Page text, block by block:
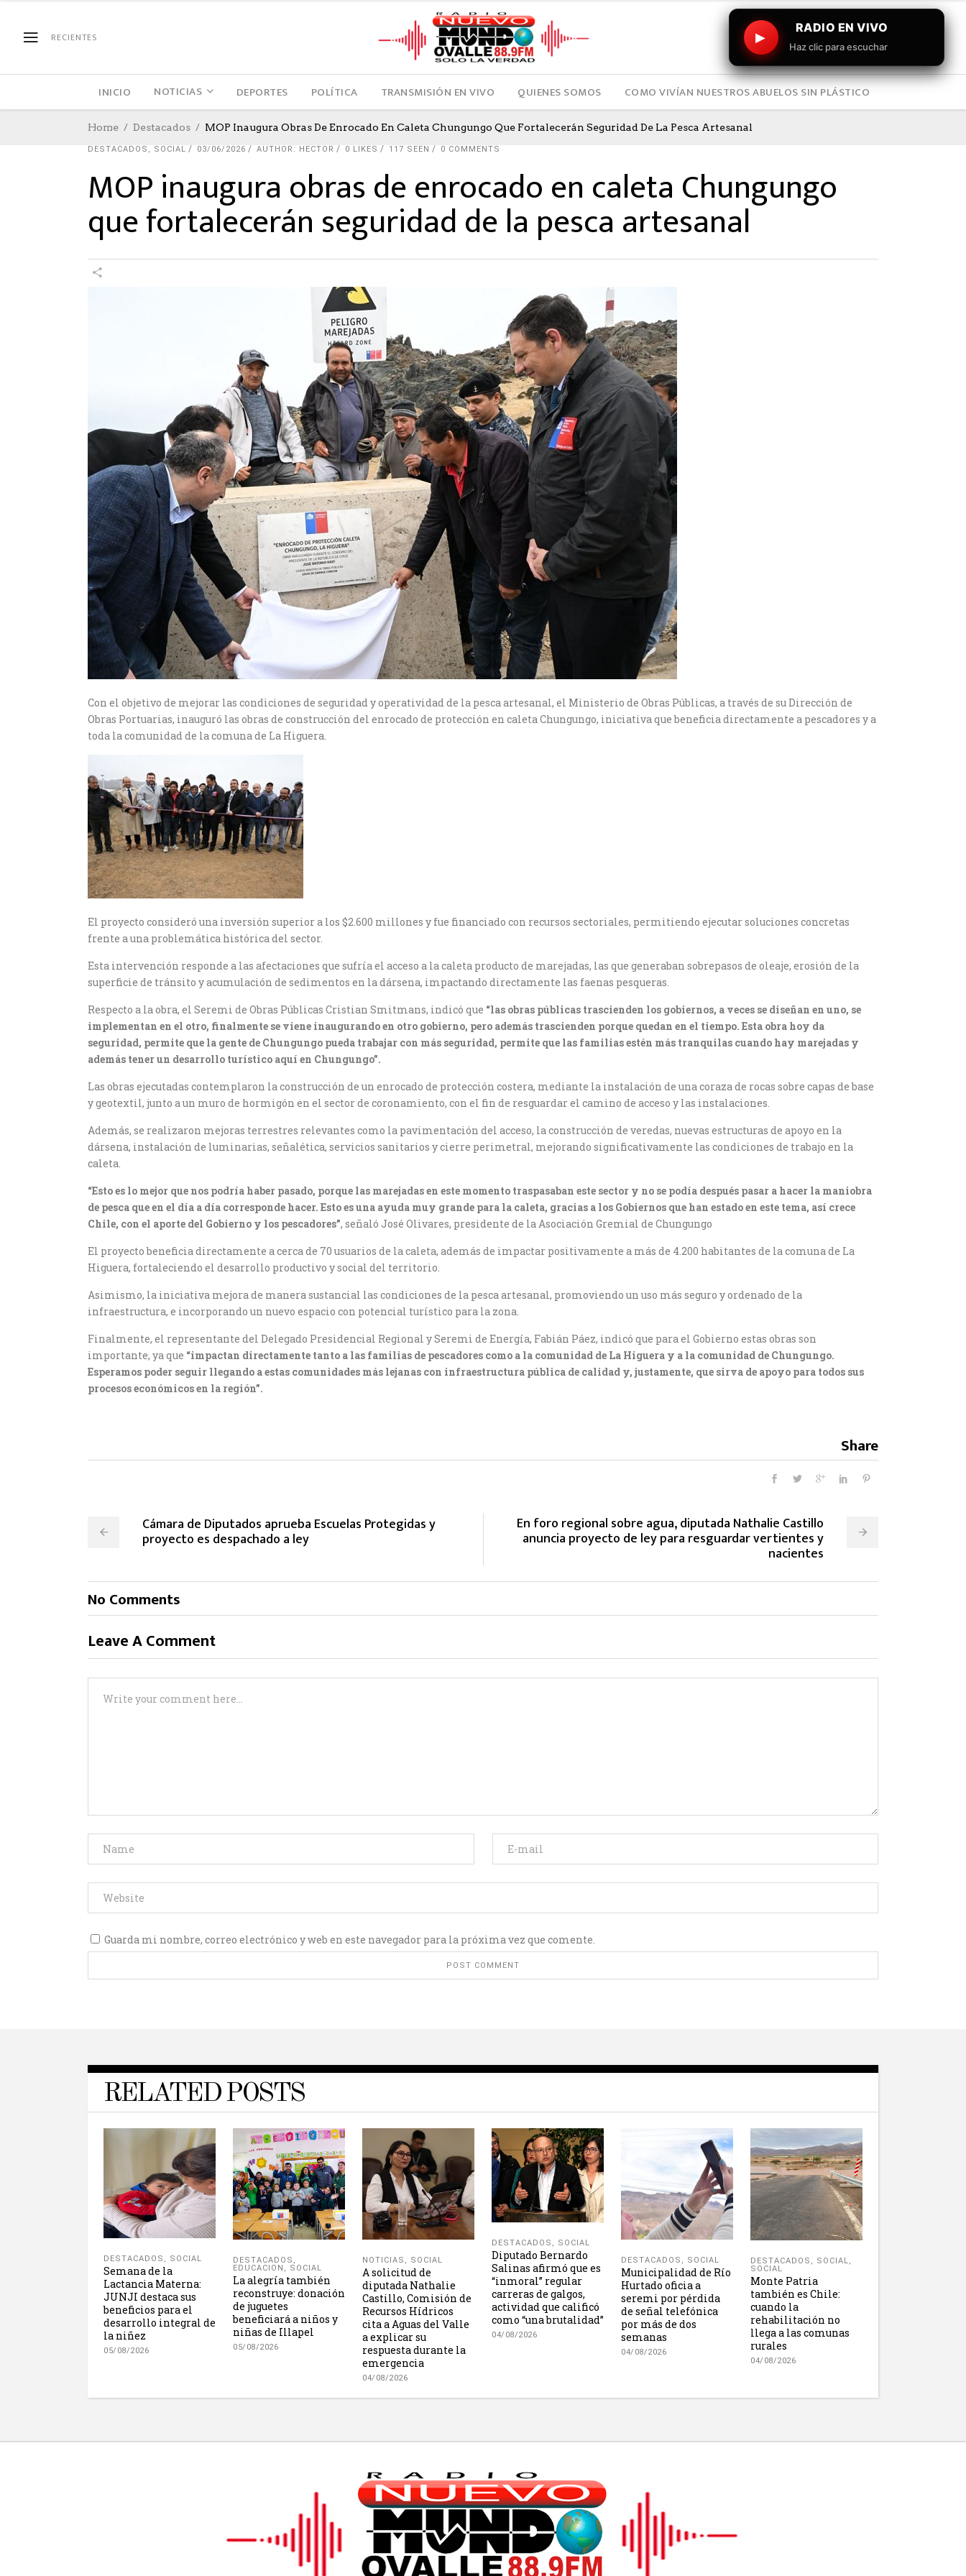
RECIENTES ▶
RADIO EN VIVO
Haz clic para escuchar
INICIO NOTICIAS DEPORTES POLÍTICA TRANSMISIÓN EN VIVO QUIENES SOMOS COMO VIVÍAN NUESTROS ABUELOS SIN PLÁSTICO
Home Destacados MOP Inaugura Obras De Enrocado En Caleta Chungungo Que Fortalecerán Seguridad De La Pesca Artesanal
DESTACADOS , SOCIAL 03/06/2026 AUTHOR: HECTOR 0 LIKES 117 SEEN 0 COMMENTS
MOP inaugura obras de enrocado en caleta Chungungo
que fortalecerán seguridad de la pesca artesanal
Con el objetivo de mejorar las condiciones de seguridad y operatividad de la pesca artesanal, el Ministerio de Obras Públicas, a través de su Dirección de
Obras Portuarias, inauguró las obras de construcción del enrocado de protección en caleta Chungungo, iniciativa que beneficia directamente a pescadores y a
toda la comunidad de la comuna de La Higuera.
El proyecto consideró una inversión superior a los $2.600 millones y fue financiado con recursos sectoriales, permitiendo ejecutar soluciones concretas
frente a una problemática histórica del sector.
Esta intervención responde a las afectaciones que sufría el acceso a la caleta producto de marejadas, las que generaban sobrepasos de oleaje, erosión de la
superficie de tránsito y acumulación de sedimentos en la dársena, impactando directamente las faenas pesqueras.
Respecto a la obra, el Seremi de Obras Públicas Cristian Smitmans, indicó que “las obras públicas trascienden los gobiernos, a veces se diseñan en uno, se
implementan en el otro, finalmente se viene inaugurando en otro gobierno, pero además trascienden porque quedan en el tiempo. Esta obra hoy da
seguridad, permite que la gente de Chungungo pueda trabajar con más seguridad, permite que las familias estén más tranquilas cuando hay marejadas y
además tener un desarrollo turístico aquí en Chungungo”.
Las obras ejecutadas contemplaron la construcción de un enrocado de protección costera, mediante la instalación de una coraza de rocas sobre capas de base
y geotextil, junto a un muro de hormigón en el sector de coronamiento, con el fin de resguardar el camino de acceso y las instalaciones.
Además, se realizaron mejoras terrestres relevantes como la pavimentación del acceso, la construcción de veredas, nuevas estructuras de apoyo en la
dársena, instalación de luminarias, señalética, servicios sanitarios y cierre perimetral, mejorando significativamente las condiciones de trabajo en la
caleta.
“Esto es lo mejor que nos podría haber pasado, porque las marejadas en este momento traspasaban este sector y no se podía después pasar a hacer la maniobra
de pesca que en el día a día corresponde hacer. Esto es una ayuda muy grande para la caleta, gracias a los Gobiernos que han estado en este tema, así crece
Chile, con el aporte del Gobierno y los pescadores”, señaló José Olivares, presidente de la Asociación Gremial de Chungungo
El proyecto beneficia directamente a cerca de 70 usuarios de la caleta, además de impactar positivamente a más de 4.200 habitantes de la comuna de La
Higuera, fortaleciendo el desarrollo productivo y social del territorio.
Asimismo, la iniciativa mejora de manera sustancial las condiciones de la pesca artesanal, promoviendo un uso más seguro y ordenado de la
infraestructura, e incorporando un nuevo espacio con potencial turístico para la zona.
Finalmente, el representante del Delegado Presidencial Regional y Seremi de Energía, Fabián Páez, indicó que para el Gobierno estas obras son
importante, ya que “impactan directamente tanto a las familias de pescadores como a la comunidad de La Higuera y a la comunidad de Chungungo.
Esperamos poder seguir llegando a estas comunidades más lejanas con infraestructura pública de calidad y, justamente, que sirva de apoyo para todos sus
procesos económicos en la región”.
Share
Cámara de Diputados aprueba Escuelas Protegidas y
proyecto es despachado a ley
En foro regional sobre agua, diputada Nathalie Castillo
anuncia proyecto de ley para resguardar vertientes y
nacientes
No Comments
Leave A Comment
Guarda mi nombre, correo electrónico y web en este navegador para la próxima vez que comente.
RELATED POSTS
DESTACADOS , SOCIAL
Semana de la
Lactancia Materna:
JUNJI destaca sus
beneficios para el
desarrollo integral de
la niñez
05/08/2026
DESTACADOS ,
EDUCACION , SOCIAL
La alegría también
reconstruye: donación
de juguetes
beneficiará a niños y
niñas de Illapel
05/08/2026
NOTICIAS , SOCIAL
A solicitud de
diputada Nathalie
Castillo, Comisión de
Recursos Hídricos
cita a Aguas del Valle
a explicar su
respuesta durante la
emergencia
04/08/2026
DESTACADOS , SOCIAL
Diputado Bernardo
Salinas afirmó que es
“inmoral” regular
carreras de galgos,
actividad que calificó
como “una brutalidad”
04/08/2026
DESTACADOS , SOCIAL
Municipalidad de Río
Hurtado oficia a
seremi por pérdida
de señal telefónica
por más de dos
semanas
04/08/2026
DESTACADOS , SOCIAL,
SOCIAL
Monte Patria
también es Chile:
cuando la
rehabilitación no
llega a las comunas
rurales
04/08/2026